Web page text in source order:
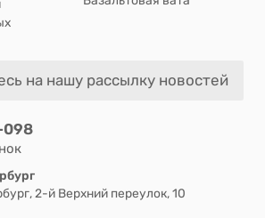
на нашу рассылку новостей
098
2-й Верхний переулок, 10